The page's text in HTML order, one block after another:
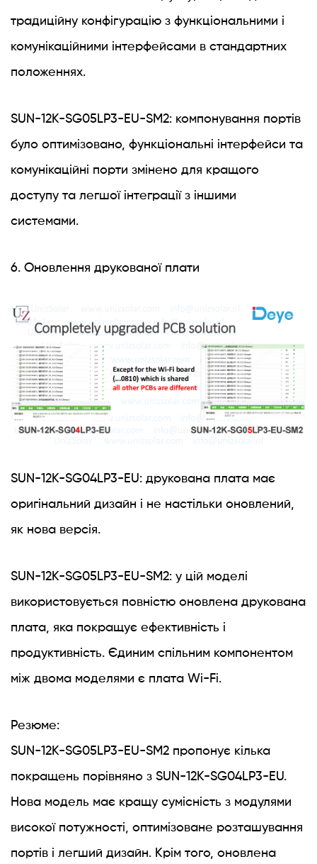
традиційну конфігурацію з функціональними і
комунікаційними інтерфейсами в стандартних
положеннях.
SUN-12K-SG05LP3-EU-SM2: компонування портів
було оптимізовано, функціональні інтерфейси та
комунікаційні порти змінено для кращого
доступу та легшої інтеграції з іншими
системами.
6. Оновлення друкованої плати
SUN-12K-SG04LP3-EU: друкована плата має
оригінальний дизайн і не настільки оновлений,
як нова версія.
SUN-12K-SG05LP3-EU-SM2: у цій моделі
використовується повністю оновлена ​​друкована
плата, яка покращує ефективність і
продуктивність. Єдиним спільним компонентом
між двома моделями є плата Wi-Fi.
Резюме:
SUN-12K-SG05LP3-EU-SM2 пропонує кілька
покращень порівняно з SUN-12K-SG04LP3-EU.
Нова модель має кращу сумісність з модулями
високої потужності, оптимізоване розташування
портів і легший дизайн. Крім того, оновлена ​​